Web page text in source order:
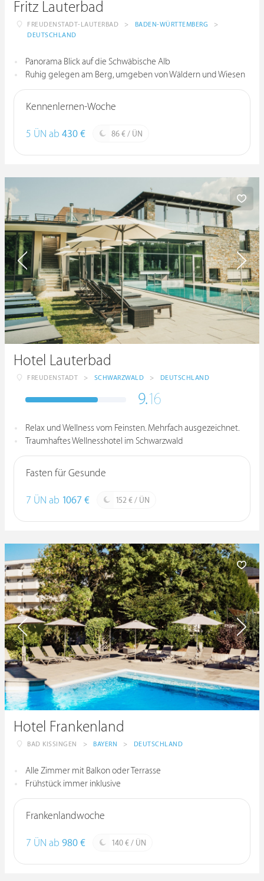
Fritz Lauterbad
FREUDENSTADT-LAUTERBAD > BADEN-WÜRTTEMBERG
>
DEUTSCHLAND
Panorama Blick auf die Schwäbische Alb
Ruhig gelegen am Berg, umgeben von Wäldern und Wiesen
Kennenlernen-Woche
5 ÜN ab 430 € 86 € / ÜN
Hotel Lauterbad
FREUDENSTADT > SCHWARZWALD > DEUTSCHLAND
9.16
Relax und Wellness vom Feinsten. Mehrfach ausgezeichnet.
Traumhaftes Wellnesshotel im Schwarzwald
Fasten für Gesunde
7 ÜN ab 1067 € 152 € / ÜN
Hotel Frankenland
BAD KISSINGEN > BAYERN > DEUTSCHLAND
Alle Zimmer mit Balkon oder Terrasse
Frühstück immer inklusive
Frankenlandwoche
7 ÜN ab 980 € 140 € / ÜN